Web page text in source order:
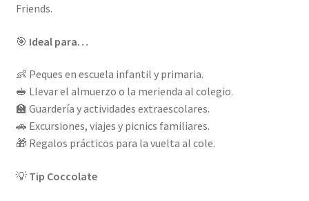
Friends.
🎯 Ideal para…
👶 Peques en escuela infantil y primaria.
🥪 Llevar el almuerzo o la merienda al colegio.
🏫 Guardería y actividades extraescolares.
🚗 Excursiones, viajes y picnics familiares.
🎁 Regalos prácticos para la vuelta al cole.
💡 Tip Coccolate